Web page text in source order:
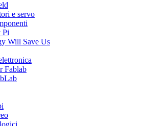
e servo
Pi
Will Save Us
Fablab